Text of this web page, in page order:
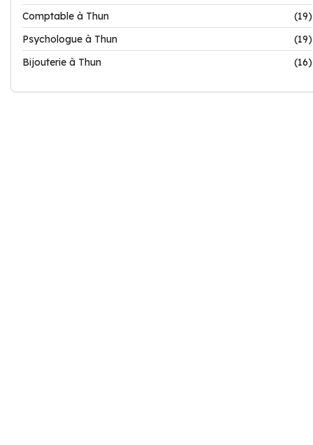
Comptable à Thun
(19)
Psychologue à Thun
(19)
Bijouterie à Thun
(16)